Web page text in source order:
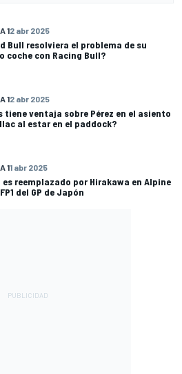
12 abr 2025
Bull resolviera el problema de su
coche con Racing Bull?
12 abr 2025
tiene ventaja sobre Pérez en el asiento
al estar en el paddock?
11 abr 2025
es reemplazado por Hirakawa en Alpine
del GP de Japón